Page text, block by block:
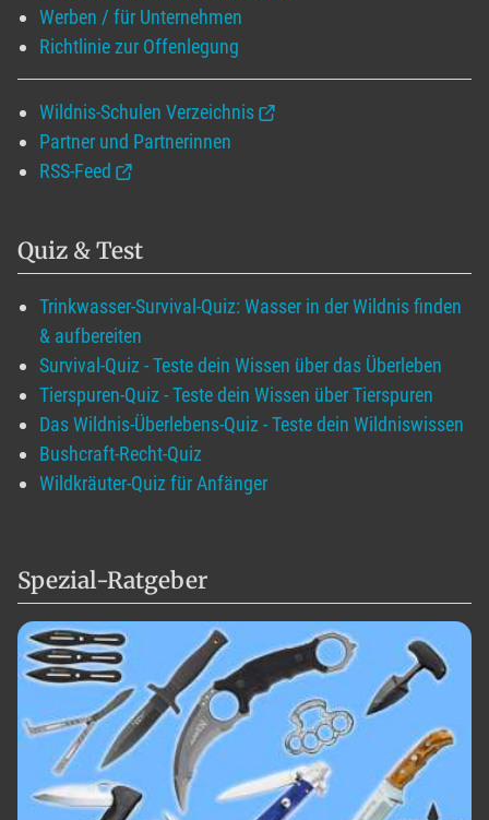
Werben / für Unternehmen
Richtlinie zur Offenlegung
Wildnis-Schulen Verzeichnis
Partner und Partnerinnen
RSS-Feed
Quiz & Test
Trinkwasser-Survival-Quiz: Wasser in der Wildnis finden
& aufbereiten
Survival-Quiz - Teste dein Wissen über das Überleben
Tierspuren-Quiz - Teste dein Wissen über Tierspuren
Das Wildnis-Überlebens-Quiz - Teste dein Wildniswissen
Bushcraft-Recht-Quiz
Wildkräuter-Quiz für Anfänger
Spezial-Ratgeber